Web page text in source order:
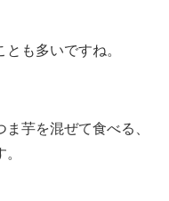
も多いですね。
ま芋を混ぜて食べる、